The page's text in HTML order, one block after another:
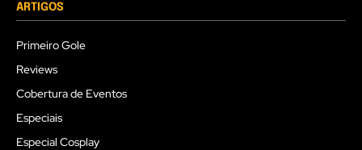
ARTIGOS
Primeiro Gole
Reviews
Cobertura de Eventos
Especiais
Especial Cosplay